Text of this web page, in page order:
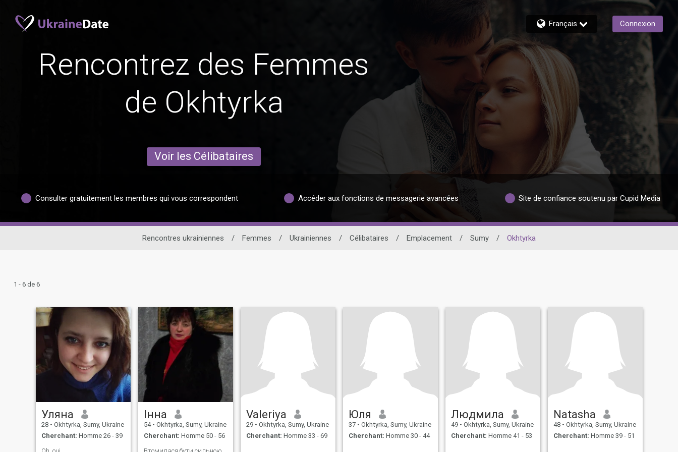
Français Connexion
Rencontrez des Femmes
de Okhtyrka
Voir les Célibataires
Consulter gratuitement les membres qui vous correspondent Accéder aux fonctions de messagerie avancées Site de confiance soutenu par Cupid Media
Rencontres ukrainiennes / Femmes / Ukrainiennes / Célibataires / Emplacement / Sumy / Okhtyrka
1 - 6 de 6
Уляна
28 • Okhtyrka, Sumy, Ukraine
Cherchant: Homme 26 - 39
Інна
54 • Okhtyrka, Sumy, Ukraine
Cherchant: Homme 50 - 56
Valeriya
29 • Okhtyrka, Sumy, Ukraine
Cherchant: Homme 33 - 69
Юля
37 • Okhtyrka, Sumy, Ukraine
Cherchant: Homme 30 - 44
Людмила
49 • Okhtyrka, Sumy, Ukraine
Cherchant: Homme 41 - 53
Natasha
48 • Okhtyrka, Sumy, Ukraine
Cherchant: Homme 39 - 51